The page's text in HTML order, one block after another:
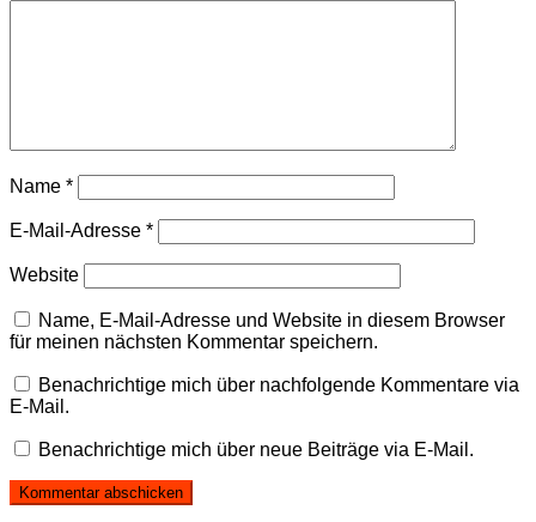
Name *
E-Mail-Adresse *
Website
Name, E-Mail-Adresse und Website in diesem Browser
für meinen nächsten Kommentar speichern.
Benachrichtige mich über nachfolgende Kommentare via
E-Mail.
Benachrichtige mich über neue Beiträge via E-Mail.